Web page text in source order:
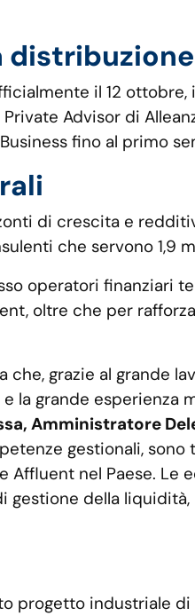
distribuzione
il 12
Advisor di
fino al primo
di crescita e
che servono
operatori finanziari
oltre che per
che, grazie al grande
grande esperienza
Amministratore
gestionali,
nel Paese. Le
gestione della
progetto industriale